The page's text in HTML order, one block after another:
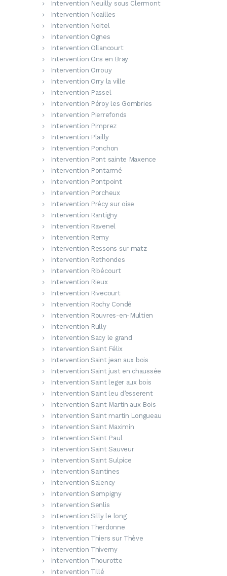
Intervention Neuilly sous Clermont
Intervention Noailles
Intervention Noitel
Intervention Ognes
Intervention Ollancourt
Intervention Ons en Bray
Intervention Orrouy
Intervention Orry la ville
Intervention Passel
Intervention Péroy les Gombries
Intervention Pierrefonds
Intervention Pimprez
Intervention Plailly
Intervention Ponchon
Intervention Pont sainte Maxence
Intervention Pontarmé
Intervention Pontpoint
Intervention Porcheux
Intervention Précy sur oise
Intervention Rantigny
Intervention Ravenel
Intervention Remy
Intervention Ressons sur matz
Intervention Rethondes
Intervention Ribécourt
Intervention Rieux
Intervention Rivecourt
Intervention Rochy Condé
Intervention Rouvres-en-Multien
Intervention Rully
Intervention Sacy le grand
Intervention Saint Félix
Intervention Saint jean aux bois
Intervention Saint just en chaussée
Intervention Saint leger aux bois
Intervention Saint leu d’esserent
Intervention Saint Martin aux Bois
Intervention Saint martin Longueau
Intervention Saint Maximin
Intervention Saint Paul
Intervention Saint Sauveur
Intervention Saint Sulpice
Intervention Saintines
Intervention Salency
Intervention Sempigny
Intervention Senlis
Intervention Silly le long
Intervention Therdonne
Intervention Thiers sur Thève
Intervention Thiverny
Intervention Thourotte
Intervention Tillé